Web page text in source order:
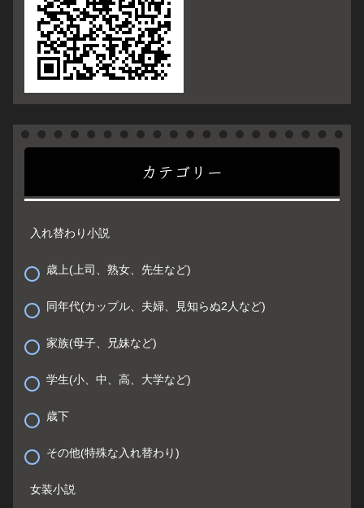
カテゴリー
入れ替わり小説
歳上(上司、熟女、先生など)
同年代(カップル、夫婦、見知らぬ2人など)
家族(母子、兄妹など)
学生(小、中、高、大学など)
歳下
その他(特殊な入れ替わり)
女装小説